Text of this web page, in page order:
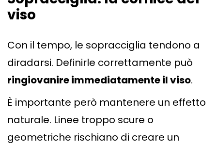
viso
Con il tempo, le sopracciglia tendono a
diradarsi. Definirle correttamente può
ringiovanire immediatamente il viso.
È importante però mantenere un effetto
naturale. Linee troppo scure o
geometriche rischiano di creare un